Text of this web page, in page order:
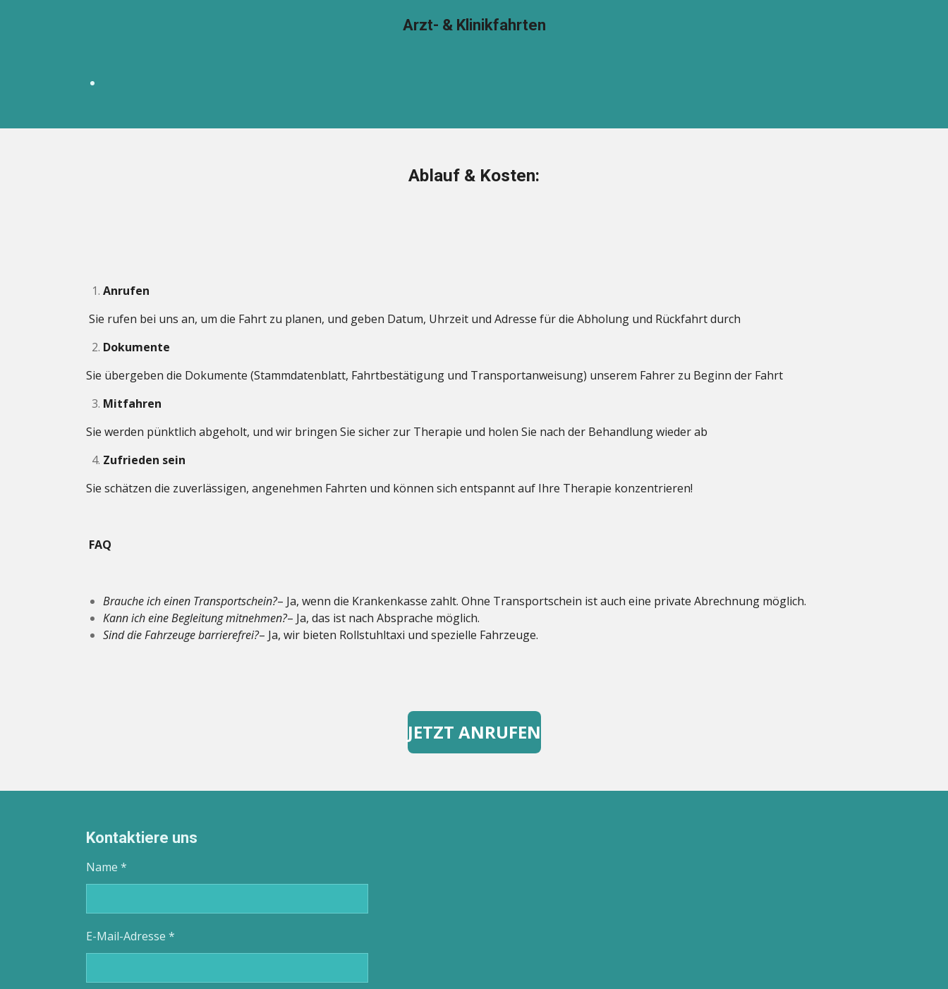
Arzt- & Klinikfahrten
Ablauf & Kosten:
Anrufen
Sie rufen bei uns an, um die Fahrt zu planen, und geben Datum, Uhrzeit und Adresse für die Abholung und Rückfahrt durch
Dokumente
Sie übergeben die Dokumente (Stammdatenblatt, Fahrtbestätigung und Transportanweisung) unserem Fahrer zu Beginn der Fahrt
Mitfahren
Sie werden pünktlich abgeholt, und wir bringen Sie sicher zur Therapie und holen Sie nach der Behandlung wieder ab
Zufrieden sein
Sie schätzen die zuverlässigen, angenehmen Fahrten und können sich entspannt auf Ihre Therapie konzentrieren!
FAQ
Brauche ich einen Transportschein?– Ja, wenn die Krankenkasse zahlt. Ohne Transportschein ist auch eine private Abrechnung möglich.
Kann ich eine Begleitung mitnehmen?– Ja, das ist nach Absprache möglich.
Sind die Fahrzeuge barrierefrei?– Ja, wir bieten Rollstuhltaxi und spezielle Fahrzeuge.
JETZT ANRUFEN
Kontaktiere uns
Name *
E-Mail-Adresse *